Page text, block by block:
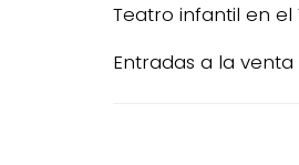
Teatro infantil en el
Entradas a la